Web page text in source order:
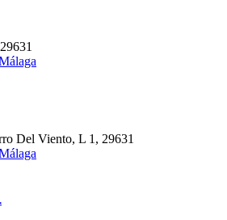
Del Viento, L 1, 29631